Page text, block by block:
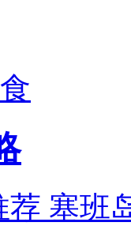
塞班